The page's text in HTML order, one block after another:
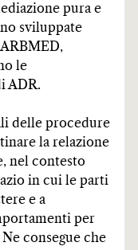
pura e
sviluppate
le
ADR.
delle procedure
la relazione
nel contesto
in cui le parti
e a
per
consegue che